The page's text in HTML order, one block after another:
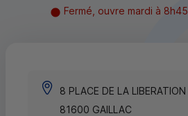
Fermé, ouvre mardi à 8h45
8 PLACE DE LA LIBERATION
81600 GAILLAC